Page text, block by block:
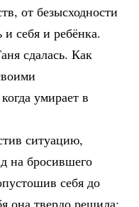
от безысходности
себя и ребёнка.
сдалась. Как
умирает в
ситуацию,
на бросившего
себя до